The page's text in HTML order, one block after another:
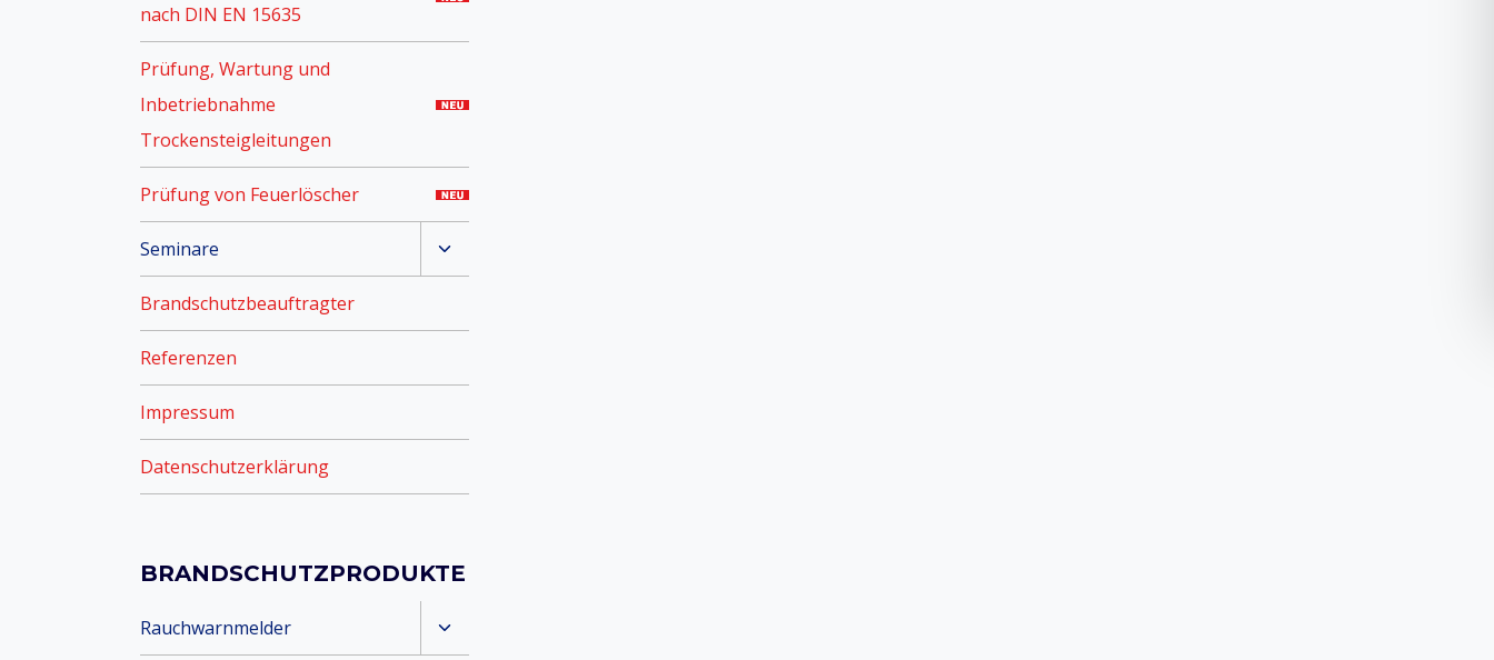
nach DIN EN 15635
Prüfung, Wartung und
Inbetriebnahme
Trockensteigleitungen
Prüfung von Feuerlöscher
Seminare
Untermenü
umschalten
Brandschutzbeauftragter
Referenzen
Impressum
Datenschutzerklärung
BRANDSCHUTZPRODUKTE
Rauchwarnmelder
Untermenü
umschalten